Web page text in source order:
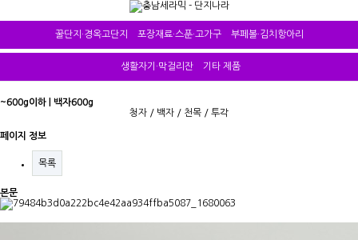
꿀단지·경옥고단지 포장재료·스푼·고가구 부페볼·김치항아리
생활자기·막걸리잔 기타 제품
~600g이하 | 백자600g
청자 / 백자 / 천목 / 투각
페이지 정보
목록
본문